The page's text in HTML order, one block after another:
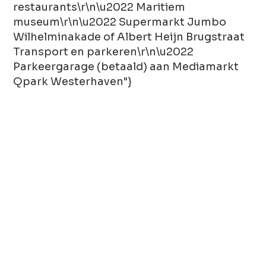
restaurants\r\n\u2022 Maritiem
museum\r\n\u2022 Supermarkt Jumbo
Wilhelminakade of Albert Heijn Brugstraat
Transport en parkeren\r\n\u2022
Parkeergarage (betaald) aan Mediamarkt
Qpark Westerhaven"}